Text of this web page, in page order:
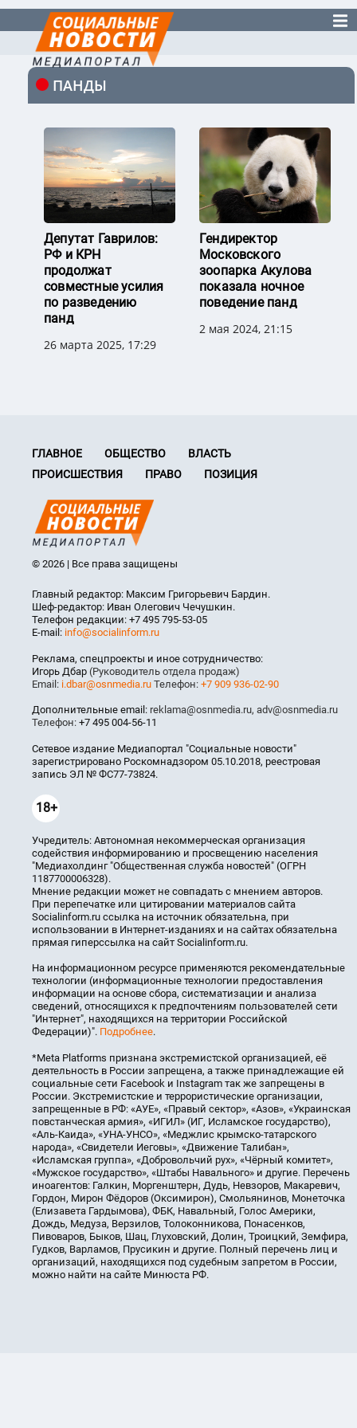
ПАНДЫ
Депутат Гаврилов:
РФ и КРН
продолжат
совместные усилия
по разведению
панд
26 марта 2025, 17:29
Гендиректор
Московского
зоопарка Акулова
показала ночное
поведение панд
2 мая 2024, 21:15
ГЛАВНОЕ ОБЩЕСТВО
ВЛАСТЬ
ПРОИСШЕСТВИЯ
ПРАВО ПОЗИЦИЯ
© 2026 | Все права защищены
Главный редактор: Максим Григорьевич Бардин.
Шеф-редактор: Иван Олегович Чечушкин.
Телефон редакции: +7 495 795-53-05
E-mail: info@socialinform.ru
Реклама, спецпроекты и иное сотрудничество:
Игорь Дбар (Руководитель отдела продаж)
Email: i.dbar@osnmedia.ru Телефон: +7 909 936-02-90
Дополнительные email: reklama@osnmedia.ru, adv@osnmedia.ru
Телефон: +7 495 004-56-11
Сетевое издание Медиапортал "Социальные новости"
зарегистрировано Роскомнадзором 05.10.2018, реестровая
запись ЭЛ № ФС77-73824.
18+
Учредитель: Автономная некоммерческая организация
содействия информированию и просвещению населения
"Медиахолдинг "Общественная служба новостей" (ОГРН
1187700006328).
Мнение редакции может не совпадать с мнением авторов.
При перепечатке или цитировании материалов сайта
Socialinform.ru ссылка на источник обязательна, при
использовании в Интернет-изданиях и на сайтах обязательна
прямая гиперссылка на сайт Socialinform.ru.
На информационном ресурсе применяются рекомендательные
технологии (информационные технологии предоставления
информации на основе сбора, систематизации и анализа
сведений, относящихся к предпочтениям пользователей сети
"Интернет", находящихся на территории Российской
Федерации)". Подробнее.
*Meta Platforms признана экстремистской организацией, её
деятельность в России запрещена, а также принадлежащие ей
социальные сети Facebook и Instagram так же запрещены в
России. Экстремистские и террористические организации,
запрещенные в РФ: «АУЕ», «Правый сектор», «Азов», «Украинская
повстанческая армия», «ИГИЛ» (ИГ, Исламское государство),
«Аль-Каида», «УНА-УНСО», «Меджлис крымско-татарского
народа», «Свидетели Иеговы», «Движение Талибан»,
«Исламская группа», «Добровольчий рух», «Чёрный комитет»,
«Мужское государство», «Штабы Навального» и другие. Перечень
иноагентов: Галкин, Моргенштерн, Дудь, Невзоров, Макаревич,
Гордон, Мирон Фёдоров (Оксимирон), Смольянинов, Монеточка
(Елизавета Гардымова), ФБК, Навальный, Голос Америки,
Дождь, Медуза, Верзилов, Толоконникова, Понасенков,
Пивоваров, Быков, Шац, Глуховский, Долин, Троицкий, Земфира,
Гудков, Варламов, Прусикин и другие. Полный перечень лиц и
организаций, находящихся под судебным запретом в России,
можно найти на сайте Минюста РФ.